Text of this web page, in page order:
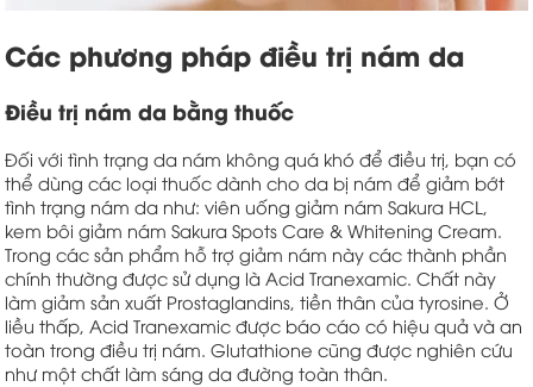
Các phương pháp điều trị nám da
Điều trị nám da bằng thuốc
Đối với tình trạng da nám không quá khó để điều trị, bạn có
thể dùng các loại thuốc dành cho da bị nám để giảm bớt
tình trạng nám da như: viên uống giảm nám Sakura HCL,
kem bôi giảm nám Sakura Spots Care & Whitening Cream.
Trong các sản phẩm hỗ trợ giảm nám này các thành phần
chính thường được sử dụng là Acid Tranexamic. Chất này
làm giảm sản xuất Prostaglandins, tiền thân của tyrosine. Ở
liều thấp, Acid Tranexamic được báo cáo có hiệu quả và an
toàn trong điều trị nám. Glutathione cũng được nghiên cứu
như một chất làm sáng da đường toàn thân.